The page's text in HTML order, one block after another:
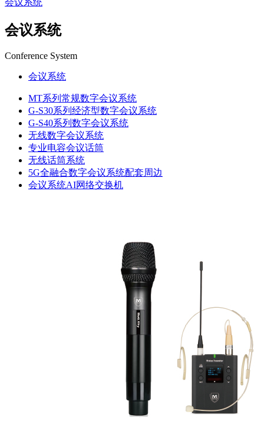
会议系统
Conference System
会议系统
MT系列常规数字会议系统
G-S30系列经济型数字会议系统
G-S40系列数字会议系统
无线数字会议系统
专业电容会议话筒
无线话筒系统
5G全融合数字会议系统配套周边
会议系统AI网络交换机